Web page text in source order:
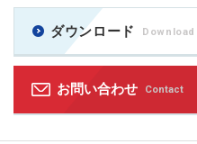
ダウンロード Download
お問い合わせ Contact